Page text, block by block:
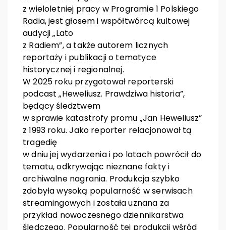
z wieloletniej pracy w Programie 1 Polskiego
Radia, jest głosem i współtwórcą kultowej
audycji „Lato
z Radiem”, a także autorem licznych
reportaży i publikacji o tematyce
historycznej i regionalnej.
W 2025 roku przygotował reporterski
podcast „Heweliusz. Prawdziwa historia”,
będący śledztwem
w sprawie katastrofy promu „Jan Heweliusz”
z 1993 roku. Jako reporter relacjonował tą
tragedię
w dniu jej wydarzenia i po latach powrócił do
tematu, odkrywając nieznane fakty i
archiwalne nagrania. Produkcja szybko
zdobyła wysoką popularność w serwisach
streamingowych i została uznana za
przykład nowoczesnego dziennikarstwa
śledczego. Popularność tej produkcji wśród